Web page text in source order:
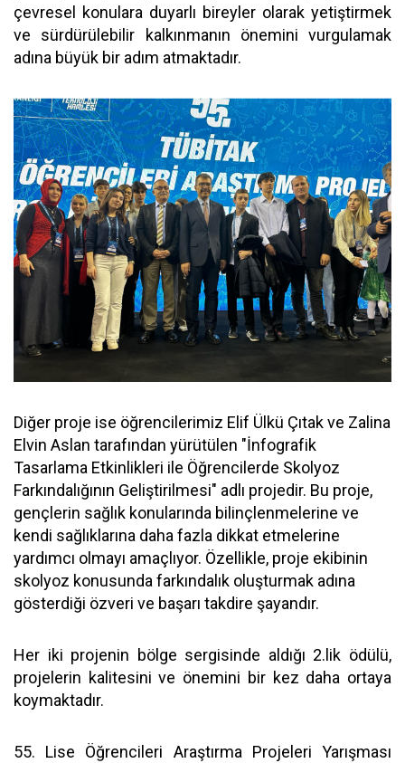
çevresel konulara duyarlı bireyler olarak yetiştirmek
ve sürdürülebilir kalkınmanın önemini vurgulamak
adına büyük bir adım atmaktadır.
Diğer proje ise öğrencilerimiz Elif Ülkü Çıtak ve Zalina
Elvin Aslan tarafından yürütülen "İnfografik
Tasarlama Etkinlikleri ile Öğrencilerde Skolyoz
Farkındalığının Geliştirilmesi" adlı projedir. Bu proje,
gençlerin sağlık konularında bilinçlenmelerine ve
kendi sağlıklarına daha fazla dikkat etmelerine
yardımcı olmayı amaçlıyor. Özellikle, proje ekibinin
skolyoz konusunda farkındalık oluşturmak adına
gösterdiği özveri ve başarı takdire şayandır.
Her iki projenin bölge sergisinde aldığı 2.lik ödülü,
projelerin kalitesini ve önemini bir kez daha ortaya
koymaktadır.
55. Lise Öğrencileri Araştırma Projeleri Yarışması